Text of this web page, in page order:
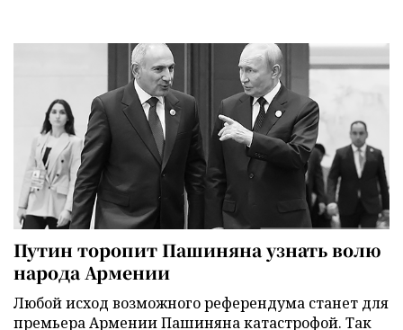
Путин торопит Пашиняна узнать волю
народа Армении
Любой исход возможного референдума станет для
премьера Армении Пашиняна катастрофой. Так